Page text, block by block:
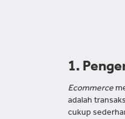
1.
Ecommerce
adalah
cukup